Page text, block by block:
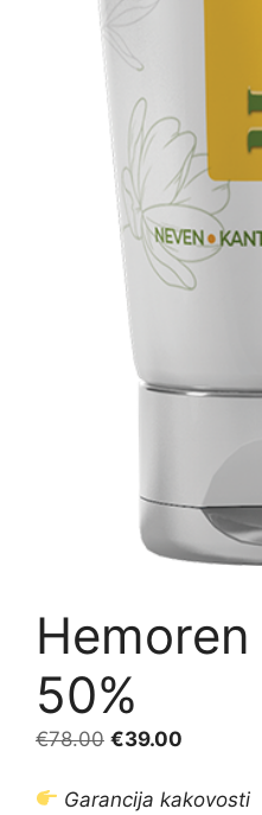
50%
€78.00 Izvirna
je
€39.00
je:
Garancija kakovosti